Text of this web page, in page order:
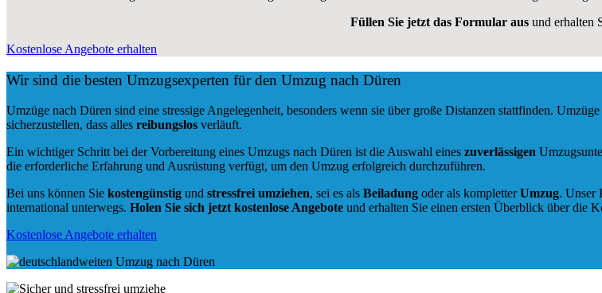
Füllen Sie jetzt das Formular ausund erhalten
Kostenlose Angebote erhalten
Wir sind die besten Umzugsexperten für den Umzug nach Düren
Umzüge nach Düren sind eine stressige Angelegenheit, besonders wenn sie über große Distanzen stattfinden.
sicherzustellen, dass alles reibungslos verläuft.
Ein wichtiger Schritt bei der Vorbereitung eines Umzugs nach Düren ist die Auswahl eines zuverlässigen
die erforderliche Erfahrung und Ausrüstung verfügt, um den Umzug erfolgreich durchzuführen.
Bei uns können Sie kostengünstig und stressfrei umziehen, sei es als Beiladung oder als kompletterUmzug. Unser
international unterwegs. Holen Sie sich jetzt kostenlose Angebote und erhalten Sie einen ersten Überblick über die
Kostenlose Angebote erhalten